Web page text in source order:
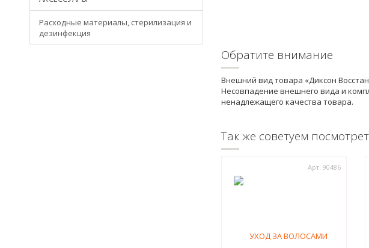
Обратите внимание
Внешний вид товара «Диксон
Несовпадение внешнего вида и
ненадлежащего качества товара.
Так же советуем
Арт. 90486
Расходные материалы, стерилизация и
дезинфекция